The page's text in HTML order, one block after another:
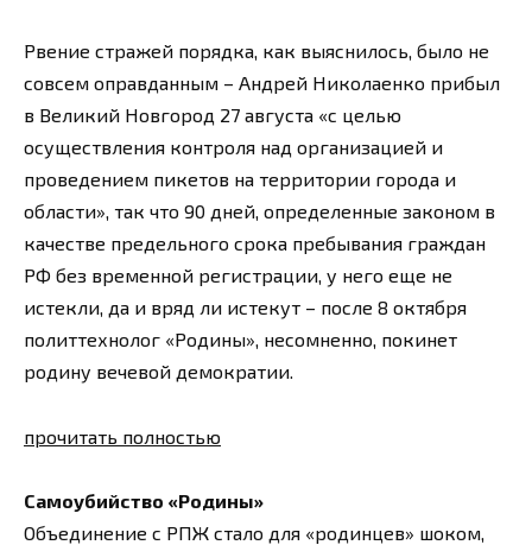
Рвение стражей порядка, как выяснилось, было не
совсем оправданным – Андрей Николаенко прибыл
в Великий Новгород 27 августа «с целью
осуществления контроля над организацией и
проведением пикетов на территории города и
области», так что 90 дней, определенные законом в
качестве предельного срока пребывания граждан
РФ без временной регистрации, у него еще не
истекли, да и вряд ли истекут – после 8 октября
политтехнолог «Родины», несомненно, покинет
родину вечевой демократии.
прочитать полностью
Самоубийство «Родины»
Объединение с РПЖ стало для «родинцев» шоком,